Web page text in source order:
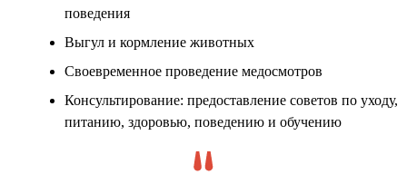
поведения
Выгул и кормление животных
Своевременное проведение медосмотров
Консультирование: предоставление советов по уходу,
питанию, здоровью, поведению и обучению